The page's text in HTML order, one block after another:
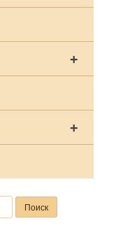
+
+
Поиск